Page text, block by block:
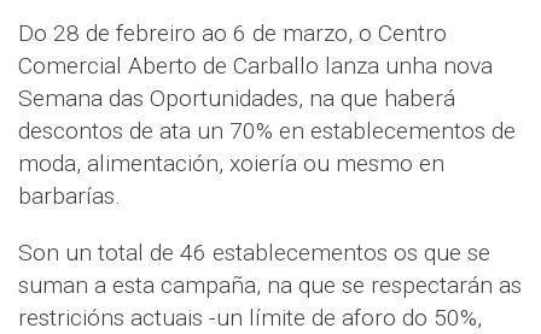
Do 28 de febreiro ao 6 de marzo, o Centro
Comercial Aberto de Carballo lanza unha nova
Semana das Oportunidades, na que haberá
descontos de ata un 70% en establecementos de
moda, alimentación, xoiería ou mesmo en
barbarías.
Son un total de 46 establecementos os que se
suman a esta campaña, na que se respectarán as
restricións actuais -un límite de aforo do 50%,